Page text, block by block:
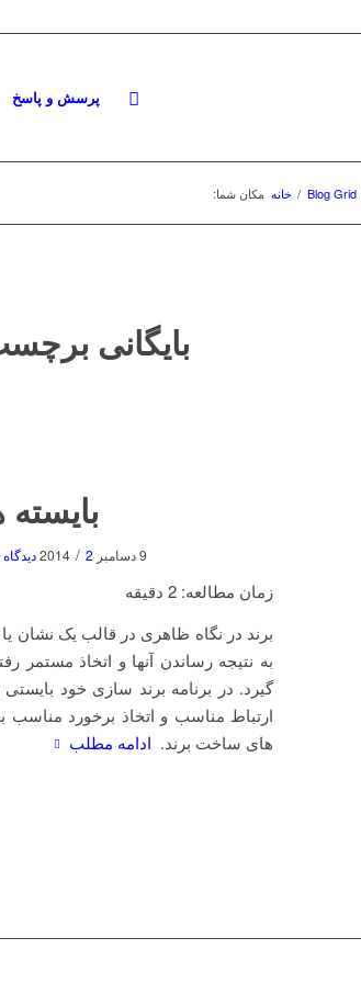
پرسش و پاسخ
مکان شما: خانه / Blog Grid
بایگانی
9 دسامبر 2014 / 2 دیدگاه
زمان مطالعه: 2 دقیقه
برند در نگاه ظاهری در قالب یک نشان
به نتیجه رساندن آنها و اتخاذ
گیرد. در برنامه برند سازی خود
ارتباط مناسب و اتخاذ برخورد مناسب
های ساخت برند. ادامه مطلب